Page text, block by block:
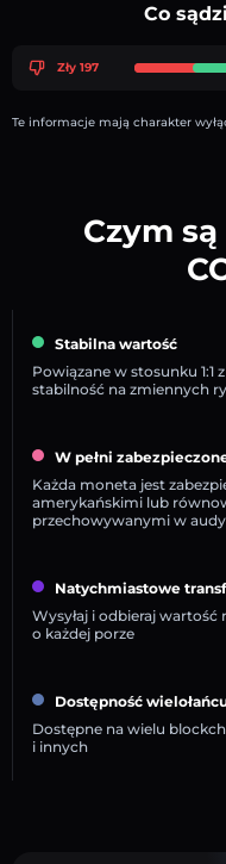
Co
Zły 197
Te informacje mają charakter
Czym
Stabilna wartość
Powiązane w stosunku
stabilność na zmiennych
W pełni
Każda moneta jest
amerykańskimi lub
przechowywanymi w
Natychmiastowe
Wysyłaj i odbieraj wartość
o każdej porze
Dostępność
Dostępne na wielu
i innych